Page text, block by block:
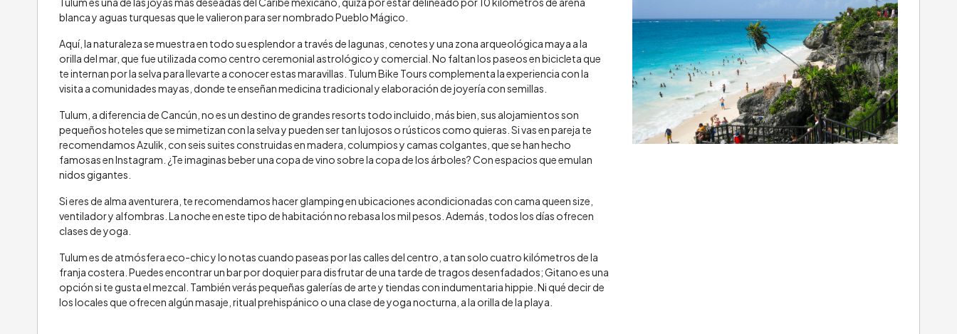
blanca y aguas turquesas que le valieron para ser nombrado Pueblo Mágico.
Aquí, la naturaleza se muestra en todo su esplendor a través de lagunas, cenotes y una zona arqueológica maya a la
orilla del mar, que fue utilizada como centro ceremonial astrológico y comercial. No faltan los paseos en bicicleta que
te internan por la selva para llevarte a conocer estas maravillas. Tulum Bike Tours complementa la experiencia con la
visita a comunidades mayas, donde te enseñan medicina tradicional y elaboración de joyería con semillas.
Tulum, a diferencia de Cancún, no es un destino de grandes resorts todo incluido, más bien, sus alojamientos son
pequeños hoteles que se mimetizan con la selva y pueden ser tan lujosos o rústicos como quieras. Si vas en pareja te
recomendamos Azulik, con seis suites construidas en madera, columpios y camas colgantes, que se han hecho
famosas en Instagram. ¿Te imaginas beber una copa de vino sobre la copa de los árboles? Con espacios que emulan
nidos gigantes.
Si eres de alma aventurera, te recomendamos hacer glamping en ubicaciones acondicionadas con cama queen size,
ventilador y alfombras. La noche en este tipo de habitación no rebasa los mil pesos. Además, todos los días ofrecen
clases de yoga.
Tulum es de atmósfera eco-chic y lo notas cuando paseas por las calles del centro, a tan solo cuatro kilómetros de la
franja costera. Puedes encontrar un bar por doquier para disfrutar de una tarde de tragos desenfadados; Gitano es una
opción si te gusta el mezcal. También verás pequeñas galerías de arte y tiendas con indumentaria hippie. Ni qué decir de
los locales que ofrecen algún masaje, ritual prehispánico o una clase de yoga nocturna, a la orilla de la playa.